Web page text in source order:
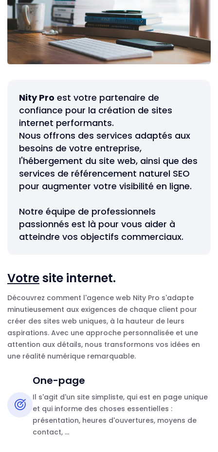
Nity Pro est votre partenaire de
confiance pour la création de sites
internet performants.
Nous offrons des services adaptés aux
besoins de votre entreprise,
l'hébergement du site web, ainsi que des
services de référencement naturel SEO
pour augmenter votre visibilité en ligne.
Notre équipe de professionnels
passionnés est là pour vous aider à
atteindre vos objectifs commerciaux.
Votresite internet.
Découvrez comment l'agence web Nity Pro s'adapte
minutieusement aux exigences de chaque client pour
créer des sites web uniques, à la hauteur de leurs
aspirations. Avec une approche personnalisée et une
attention aux détails, nous transformons vos idées en
une réalité numérique remarquable.
One-page
Il s'agit d'un site simpliste, qui est en page unique
et qui informe des choses essentielles :
présentation, heures d'ouvertures, moyens de
contact, ...